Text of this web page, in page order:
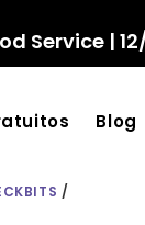
Service |
Blog
/